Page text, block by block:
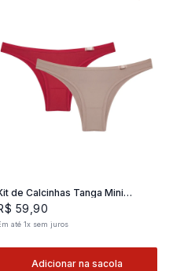
de Calcinhas Tanga Mini
02- 2 und
59 ,90
até 1x sem juros
Adicionar na sacola